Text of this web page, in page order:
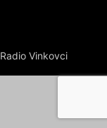
Vinkovci